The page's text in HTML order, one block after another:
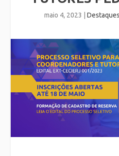
maio 4, 2023 Destaques